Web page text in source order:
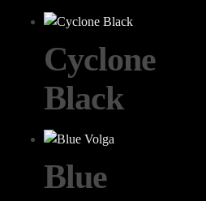
Cyclone
Black
Blue